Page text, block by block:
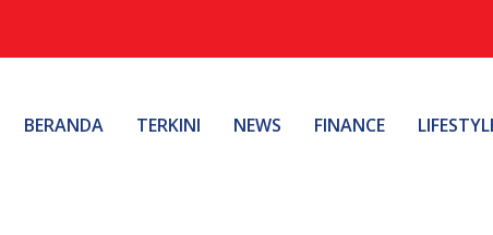
BERANDA TERKINI NEWS FINANCE